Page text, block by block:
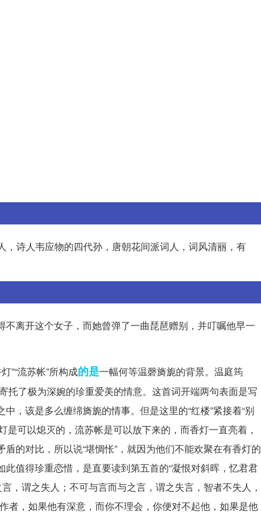
诗人韦应物的四代孙，唐朝花间派词人，词风清丽，有
离开这个女子，而她曾弹了一曲琵琶赠别，并叮嘱他早一
”“流苏帐”所构成的是一幅何等温磬旖旎的背景。温庭筠
托了极为深婉的珍重爱美的情意。这首词开端两句表面是写
，该是多么缠绵旖旎的情事。但是这里的“红楼”紧接着“别
是可以熄灭的，流苏帐是可以放下来的，而香灯一直亮着，
的对比，所以说“堪惆怅”，就因为他们不能欢聚在有香灯的
值得珍重恋惜，是直要读到第五首的“凝恨对斜晖，忆君君
，谓之失人；不可与言而与之言，谓之失言，智者不失人，
者，如果他有深意，而你不理会，你便对不起他，如果是他